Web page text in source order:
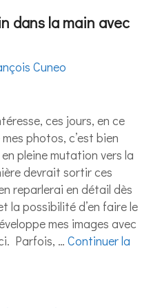
dans la main avec
Cuneo
ces jours, en ce
photos, c’est bien
pleine mutation vers la
devrait sortir ces
reparlerai en détail dès
la possibilité d’en faire le
mes images avec
Parfois, … Continuer la